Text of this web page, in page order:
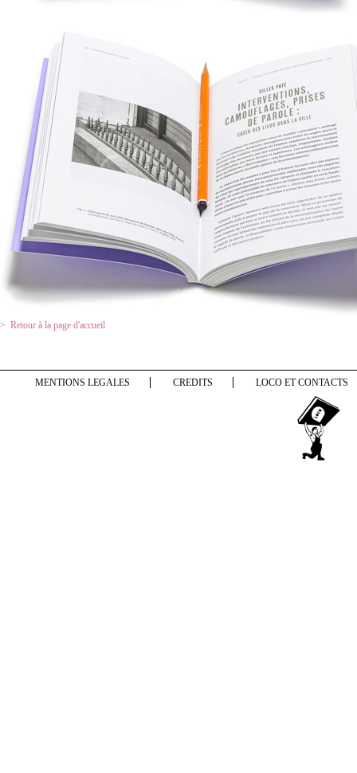
Retour à la page d'accueil
MENTIONS LEGALES CREDITS LOCO ET CONTACTS